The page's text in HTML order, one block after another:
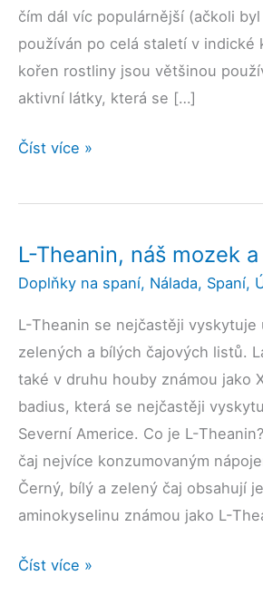
čím dál víc populárnější (ačkoli
používán po celá staletí v indické
kořen rostliny jsou většinou
aktivní látky, která se […]
Ashwagandha
úzkosti
stresu
Číst více »
L-Theanin, náš mozek
Doplňky na spaní, Nálada, Spaní,
L-Theanin se nejčastěji vyskytuje
zelených a bílých čajových listů.
také v druhu houby známou jako
badius, která se nejčastěji
Severní Americe. Co je L-
čaj nejvíce konzumovaným
Černý, bílý a zelený čaj obsahují
aminokyselinu známou jako L-
L-
Číst více »